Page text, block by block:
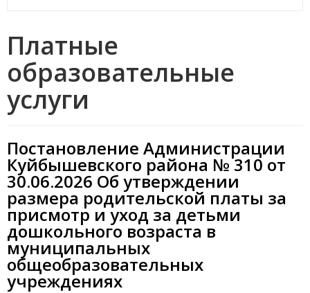
Платные
образовательные
услуги
Постановление Администрации
Куйбышевского района № 310 от
30.06.2026 Об утверждении
размера родительской платы за
присмотр и уход за детьми
дошкольного возраста в
муниципальных
общеобразовательных
учреждениях